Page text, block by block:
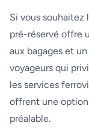
Si vous souhaitez
pré-réservé offre
aux bagages et
voyageurs qui
les services
offrent une
préalable.